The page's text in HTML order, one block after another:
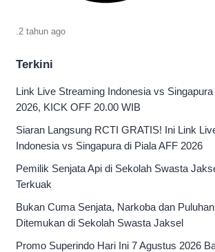
.2 tahun ago
Terkini
Link Live Streaming Indonesia vs
2026, KICK OFF 20.00 WIB
Siaran Langsung RCTI GRATIS! Ini Link
Indonesia vs Singapura di Piala AFF 2026
Pemilik Senjata Api di Sekolah Swasta
Terkuak
Bukan Cuma Senjata, Narkoba dan
Ditemukan di Sekolah Swasta Jaksel
Promo Superindo Hari Ini 7 Agustus 2026